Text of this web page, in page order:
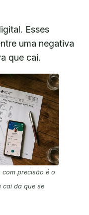
Esses
uma negativa
que cai.
precisão é o
cai da que se